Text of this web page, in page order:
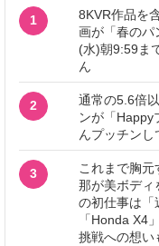
1
8KVR作品を
画が「春のパ
(水)朝9:59ま
ん
2
通常の5.6倍
ンが「Happy
んプッチンし
3
これまで胸
那が美ボディ
の初仕事は「
「Honda X4
挑戦への想い